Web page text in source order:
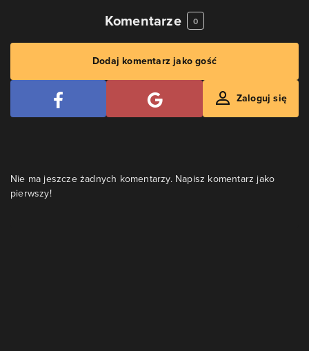
Komentarze 0
Dodaj komentarz jako gość
Zaloguj się
Nie ma jeszcze żadnych komentarzy. Napisz komentarz jako
pierwszy!